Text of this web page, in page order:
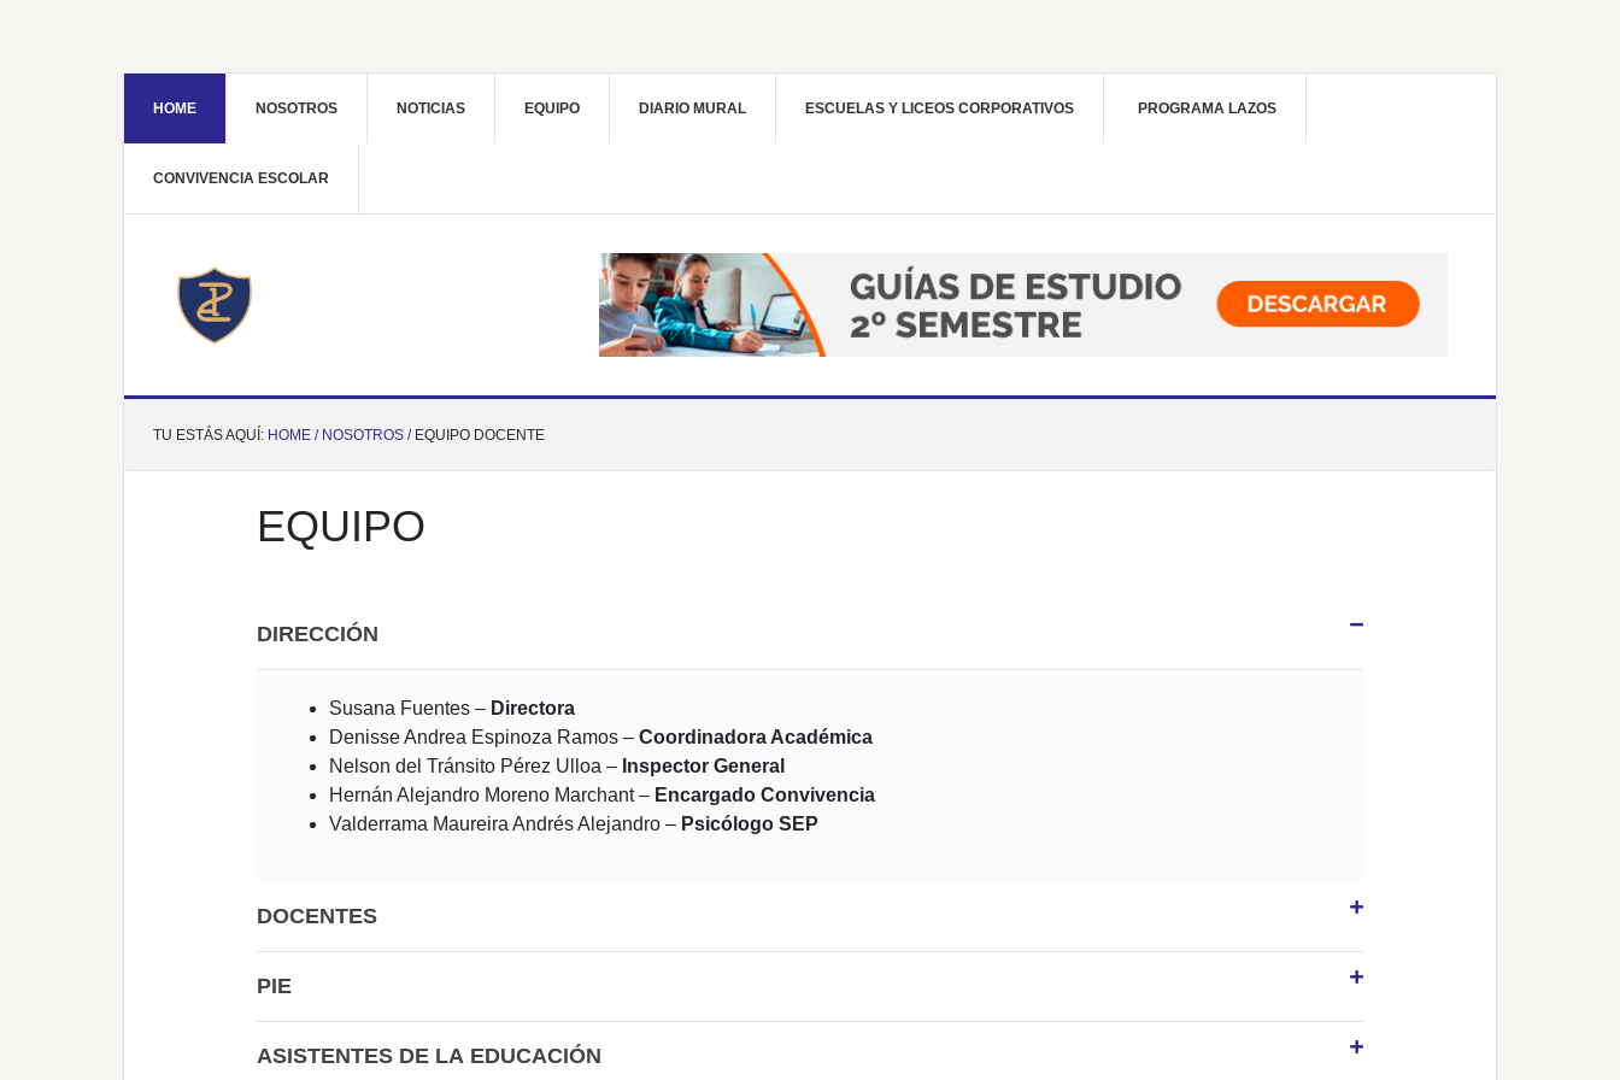
HOME NOSOTROS NOTICIAS EQUIPO DIARIO MURAL ESCUELAS Y LICEOS CORPORATIVOS PROGRAMA LAZOS
CONVIVENCIA ESCOLAR
TU ESTÁS AQUÍ: HOME / NOSOTROS / EQUIPO DOCENTE
EQUIPO
DIRECCIÓN
Susana Fuentes – Directora
Denisse Andrea Espinoza Ramos – Coordinadora Académica
Nelson del Tránsito Pérez Ulloa – Inspector General
Hernán Alejandro Moreno Marchant – Encargado Convivencia
Valderrama Maureira Andrés Alejandro – Psicólogo SEP
DOCENTES
PIE
ASISTENTES DE LA EDUCACIÓN